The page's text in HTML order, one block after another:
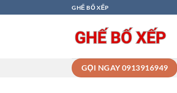
qua
GHẾ BỐ XẾP
GỌI NGAY 0913916949